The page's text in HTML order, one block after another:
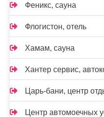
Феникс, сауна
Флогистон, отель
Хамам, сауна
Хантер сервис,
Царь-бани, центр
Центр автомоечных